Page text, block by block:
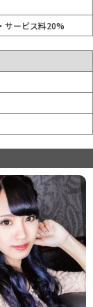
サービス料20%